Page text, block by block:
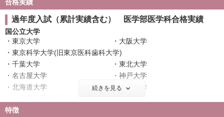
合格実績
過年度入試（累計実績含む） 医学部医学科合格実績
国公立大学
東京大学
大阪大学
東京科学大学(旧東京医科歯科大学)
千葉大学
東北大学
名古屋大学
神戸大学
北海道大学
広島大学
名古屋市立大学
続きを見る
特徴